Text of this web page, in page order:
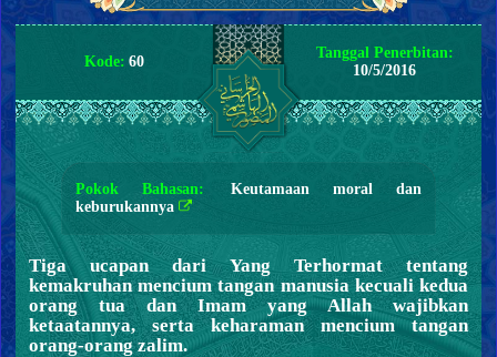
Kode: 60
Tanggal Penerbitan:
10/5/2016
Pokok Bahasan:
Keutamaan moral dan
keburukannya
Tiga ucapan dari Yang Terhormat tentang
kemakruhan mencium tangan manusia kecuali kedua
orang tua dan Imam yang Allah wajibkan
ketaatannya, serta keharaman mencium tangan
orang-orang zalim.